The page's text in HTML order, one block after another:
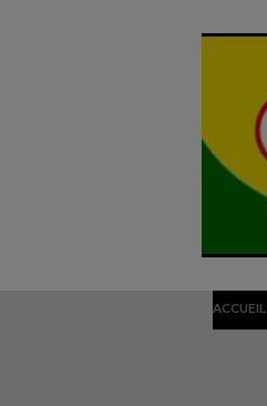
ACCUEIL